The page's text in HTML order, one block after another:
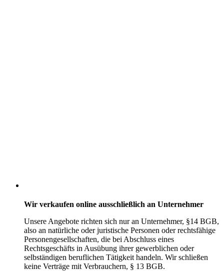
Wir verkaufen online ausschließlich an Unternehmer
Unsere Angebote richten sich nur an Unternehmer, §14 BGB,
also an natürliche oder juristische Personen oder rechtsfähige
Personengesellschaften, die bei Abschluss eines
Rechtsgeschäfts in Ausübung ihrer gewerblichen oder
selbständigen beruflichen Tätigkeit handeln. Wir schließen
keine Verträge mit Verbrauchern, § 13 BGB.